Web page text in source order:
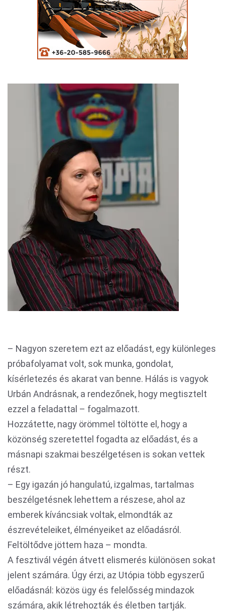
– Nagyon szeretem ezt az előadást, egy különleges
próbafolyamat volt, sok munka, gondolat,
kísérletezés és akarat van benne. Hálás is vagyok
Urbán Andrásnak, a rendezőnek, hogy megtisztelt
ezzel a feladattal – fogalmazott.
Hozzátette, nagy örömmel töltötte el, hogy a
közönség szeretettel fogadta az előadást, és a
másnapi szakmai beszélgetésen is sokan vettek
részt.
– Egy igazán jó hangulatú, izgalmas, tartalmas
beszélgetésnek lehettem a részese, ahol az
emberek kíváncsiak voltak, elmondták az
észrevételeiket, élményeiket az előadásról.
Feltöltődve jöttem haza – mondta.
A fesztivál végén átvett elismerés különösen sokat
jelent számára. Úgy érzi, az Utópia több egyszerű
előadásnál: közös ügy és felelősség mindazok
számára, akik létrehozták és életben tartják.